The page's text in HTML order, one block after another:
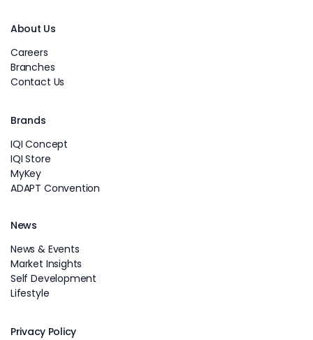
About Us
Careers
Branches
Contact Us
Brands
IQI Concept
IQI Store
MyKey
ADAPT Convention
News
News & Events
Market Insights
Self Development
Lifestyle
Privacy Policy